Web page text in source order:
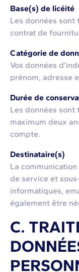
Base(s) de licéité
Les données sont
contrat de
Catégorie de
Vos données
prénom, adresse
Durée de
Les données sont
maximum deux
compte.
Destinataire(s)
La
de service et
informatiques,
également être
C.